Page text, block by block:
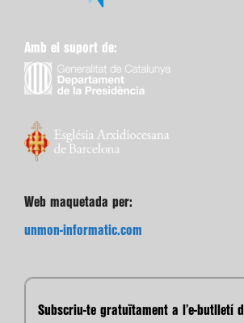
Amb el suport de:
Web maquetada per:
unmon-informatic.com
Subscriu-te gratuïtament a l’e-butlletí